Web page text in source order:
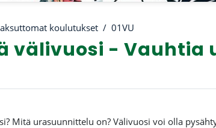
koulutukset 01VU
välivuosi - Vauhtia
Mitä urasuunnittelu on? Välivuosi voi olla